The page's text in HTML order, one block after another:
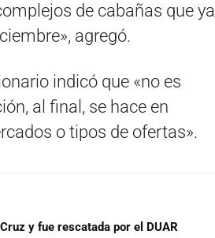
de cabañas que ya
agregó.
indicó que «no es
al final, se hace en
o tipos de ofertas».
y fue rescatada por el DUAR